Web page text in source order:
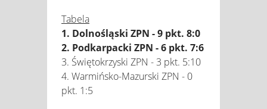
Tabela
1. Dolnośląski ZPN - 9 pkt. 8:0
2. Podkarpacki ZPN - 6 pkt. 7:6
3. Świętokrzyski ZPN - 3 pkt. 5:10
4. Warmińsko-Mazurski ZPN - 0
pkt. 1:5